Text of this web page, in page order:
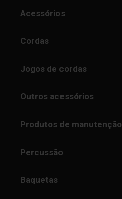
Acessórios
Cordas
Jogos de cordas
Outros acessórios
Produtos de manutenção
Percussão
Baquetas